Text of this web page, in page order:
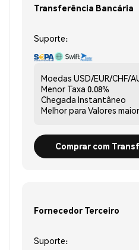
Transferência Bancária
Suporte:
Moedas USD/EUR/CHF/
Menor Taxa 0.08%
Chegada Instantâneo
Melhor para Valores
Comprar com
Fornecedor Terceiro
Suporte: